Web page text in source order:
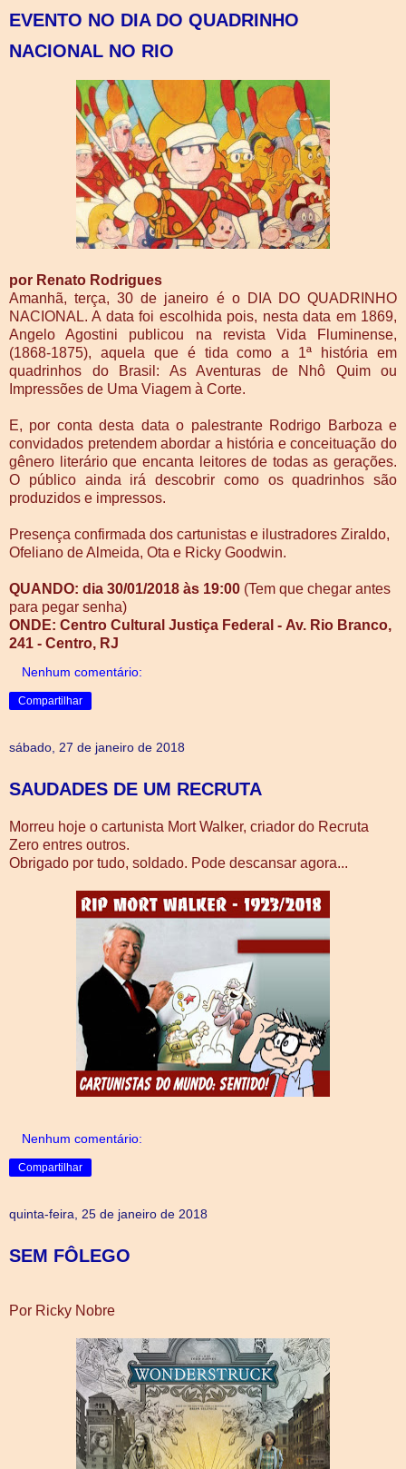
EVENTO NO DIA DO QUADRINHO
NACIONAL NO RIO
por Renato Rodrigues
Amanhã, terça, 30 de janeiro é o DIA DO QUADRINHO
NACIONAL. A data foi escolhida pois, nesta data em 1869,
Angelo Agostini publicou na revista Vida Fluminense,
(1868-1875), aquela que é tida como a 1ª história em
quadrinhos do Brasil: As Aventuras de Nhô Quim ou
Impressões de Uma Viagem à Corte.
E, por conta desta data o palestrante Rodrigo Barboza e
convidados pretendem abordar a história e conceituação do
gênero literário que encanta leitores de todas as gerações.
O público ainda irá descobrir como os quadrinhos são
produzidos e impressos.
Presença confirmada dos cartunistas e ilustradores Ziraldo,
Ofeliano de Almeida, Ota e Ricky Goodwin.
QUANDO: dia 30/01/2018 às 19:00 (Tem que chegar antes
para pegar senha)
ONDE: Centro Cultural Justiça Federal - Av. Rio Branco,
241 - Centro, RJ
Nenhum comentário:
Compartilhar
sábado, 27 de janeiro de 2018
SAUDADES DE UM RECRUTA
Morreu hoje o cartunista Mort Walker, criador do Recruta
Zero entres outros.
Obrigado por tudo, soldado. Pode descansar agora...
Nenhum comentário:
Compartilhar
quinta-feira, 25 de janeiro de 2018
SEM FÔLEGO
Por Ricky Nobre